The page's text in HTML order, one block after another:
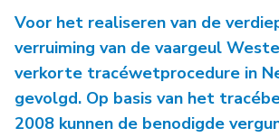
Voor het realiseren van de
verruiming van de vaargeul
verkorte tracéwetprocedure in
gevolgd. Op basis van het
2008 kunnen de benodigde